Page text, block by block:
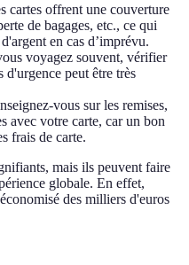
cartes offrent une couverture
de bagages, etc., ce qui
en cas d’imprévu.
voyagez souvent, vérifier
d'urgence peut être très
vous sur les remises,
avec votre carte, car un bon
frais de carte.
mais ils peuvent faire
globale. En effet,
des milliers d'euros